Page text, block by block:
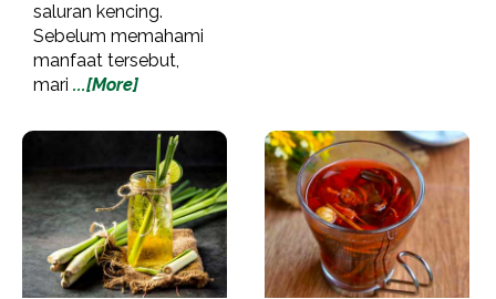
saluran kencing.
Sebelum memahami
manfaat tersebut,
mari ...[More]